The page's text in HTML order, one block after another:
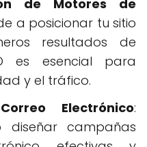
de Motores de
a posicionar tu sitio
resultados de
es esencial para
y el tráfico.
Electrónico:
diseñar campañas